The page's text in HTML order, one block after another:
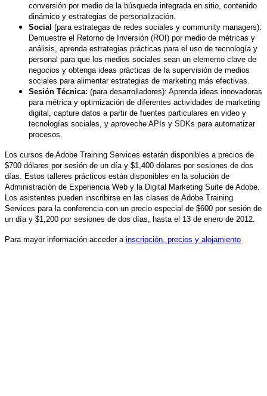
conversión por medio de la búsqueda integrada en sitio, contenido
dinámico y estrategias de personalización.
Social (para estrategas de redes sociales y community managers):
Demuestre el Retorno de Inversión (ROI) por medio de métricas y
análisis, aprenda estrategias prácticas para el uso de tecnología y
personal para que los medios sociales sean un elemento clave de
negocios y obtenga ideas prácticas de la supervisión de medios
sociales para alimentar estrategias de marketing más efectivas.
Sesión Técnica: (para desarrolladores): Aprenda ideas innovadoras
para métrica y optimización de diferentes actividades de marketing
digital, capture datos a partir de fuentes particulares en video y
tecnologías sociales, y aproveche APIs y SDKs para automatizar
procesos.
Los cursos de Adobe Training Services estarán disponibles a precios de
$700 dólares por sesión de un día y $1,400 dólares por sesiones de dos
días. Estos talleres prácticos están disponibles en la solución de
Administración de Experiencia Web y la Digital Marketing Suite de Adobe.
Los asistentes pueden inscribirse en las clases de Adobe Training
Services para la conferencia con un precio especial de $600 por sesión de
un día y $1,200 por sesiones de dos días, hasta el 13 de enero de 2012.
Para mayor información acceder a inscripción, precios y alojamiento